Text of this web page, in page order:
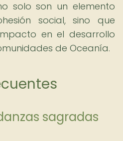
solo son un elemento
social, sino que
en el desarrollo
de Oceanía.
sagradas